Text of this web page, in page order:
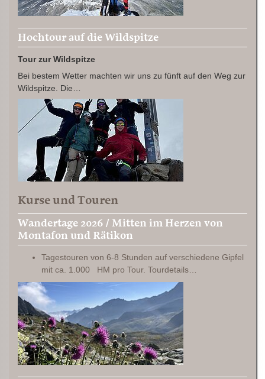
Hochtour auf die Wildspitze
Tour zur Wildspitze
Bei bestem Wetter machten wir uns zu fünft auf den Weg zur
Wildspitze. Die…
Kurse und Touren
Wandertage 2026 / Mitten im Herzen von
Montafon und Rätikon
Tagestouren von 6-8 Stunden auf verschiedene Gipfel
mit ca. 1.000 HM pro Tour. Tourdetails…